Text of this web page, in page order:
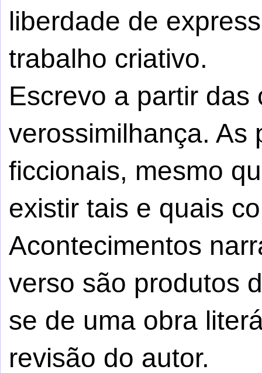
liberdade de
trabalho criativo.
Escrevo a partir das
verossimilhança. As
ficcionais, mesmo
existir tais e quais
Acontecimentos
verso são produtos
se de uma obra
revisão do autor.